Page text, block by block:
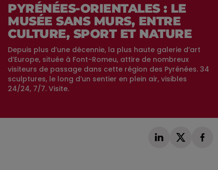
PYRÉNÉES-ORIENTALES : LE
MUSÉE SANS MURS, ENTRE
CULTURE, SPORT ET NATURE
Depuis plus d’une décennie, la plus haute galerie d’art
d’Europe, située à Font-Romeu, attire de nombreux
visiteurs de passage dans cette région des Pyrénées. 34
sculptures, le long d’un sentier en plein air, visibles
24/24, 7/7. Visite.